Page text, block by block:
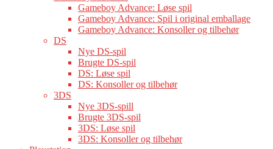
Gameboy Advance: Løse spil
Gameboy Advance: Spil i original emballage
Gameboy Advance: Konsoller og tilbehør
DS
Nye DS-spil
Brugte DS-spil
DS: Løse spil
DS: Konsoller og tilbehør
3DS
Nye 3DS-spill
Brugte 3DS-spil
3DS: Løse spil
3DS: Konsoller og tilbehør